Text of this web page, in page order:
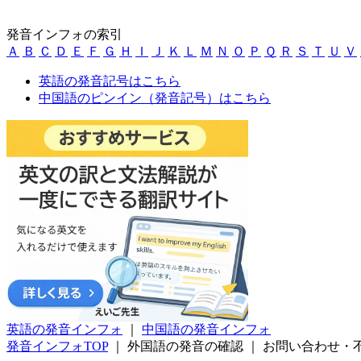
発音インフォの索引
Ａ
Ｂ Ｃ Ｄ Ｅ Ｆ Ｇ Ｈ Ｉ Ｊ Ｋ Ｌ Ｍ Ｎ Ｏ Ｐ Ｑ Ｒ Ｓ Ｔ Ｕ Ｖ
英語の発音記号はこちら
中国語のピンイン（発音記号）はこちら
英語の発音インフォ
中国語の発音インフォ
発音インフォTOP
外国語の発音の確認 お問い合わせ・